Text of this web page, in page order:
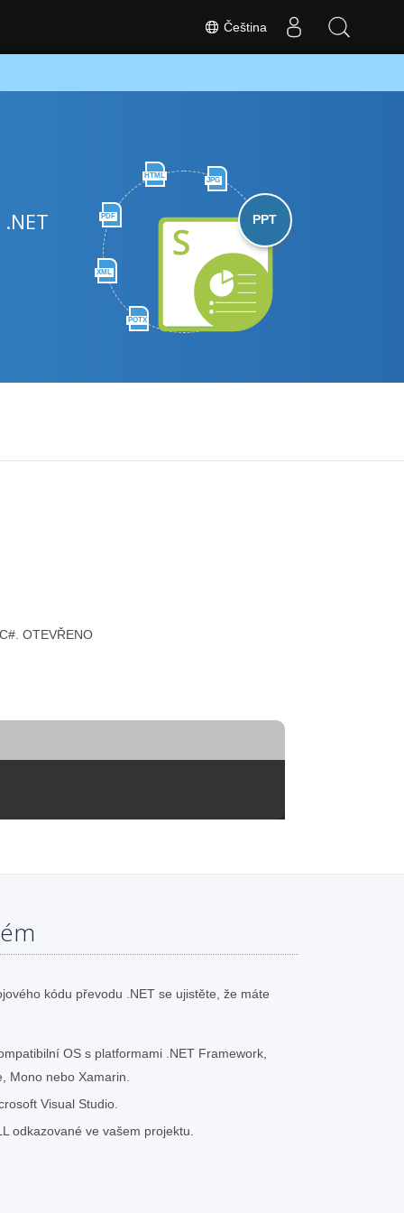
Čeština
HTML
JPG
PDF
XML
POTX
PPT
OTEVŘENO
kódu převodu .NET se ujistěte, že máte
OS s platformami .NET Framework,
Mono nebo Xamarin.
Visual Studio.
odkazované ve vašem projektu.